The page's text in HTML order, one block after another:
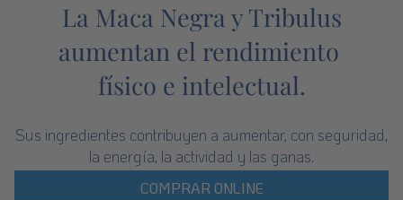
La Maca Negra y Tribulus
aumentan el rendimiento
físico e intelectual.
Sus ingredientes contribuyen a aumentar, con seguridad,
la energía, la actividad y las ganas.
COMPRAR ONLINE